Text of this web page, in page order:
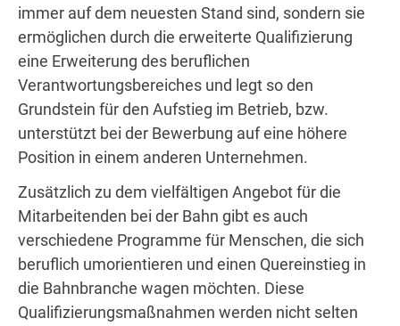
immer auf dem neuesten Stand sind, sondern sie
ermöglichen durch die erweiterte Qualifizierung
eine Erweiterung des beruflichen
Verantwortungsbereiches und legt so den
Grundstein für den Aufstieg im Betrieb, bzw.
unterstützt bei der Bewerbung auf eine höhere
Position in einem anderen Unternehmen.
Zusätzlich zu dem vielfältigen Angebot für die
Mitarbeitenden bei der Bahn gibt es auch
verschiedene Programme für Menschen, die sich
beruflich umorientieren und einen Quereinstieg in
die Bahnbranche wagen möchten. Diese
Qualifizierungsmaßnahmen werden nicht selten